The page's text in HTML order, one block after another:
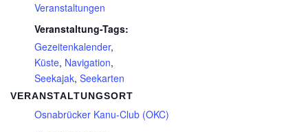
Veranstaltungen
Veranstaltung-Tags:
Gezeitenkalender,
Küste, Navigation,
Seekajak, Seekarten
VERANSTALTUNGSORT
Osnabrücker Kanu-Club (OKC)